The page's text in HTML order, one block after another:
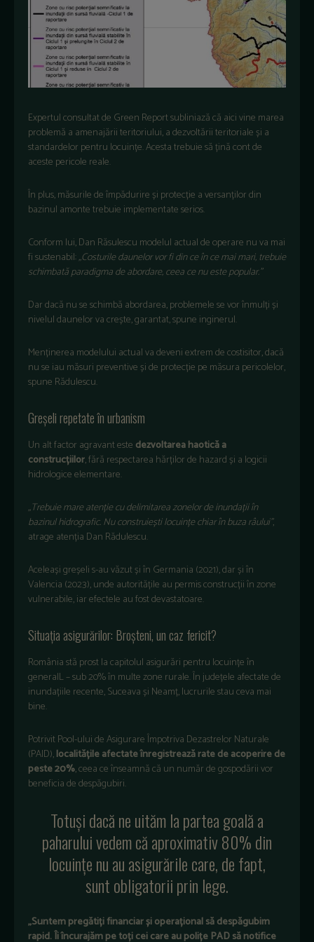
Expertul consultat de Green Report subliniază că aici vine marea
problemă a amenajării teritoriului, a dezvoltării teritoriale și a
standardelor pentru locuințe. Acesta trebuie să țină cont de
aceste pericole reale.
În plus, măsurile de împădurire și protecție a versanților din
bazinul amonte trebuie implementate serios.
Conform lui, Dan Răsulescu modelul actual de operare nu va mai
fi sustenabil:„Costurile daunelor vor fi din ce în ce mai mari, trebuie
schimbată paradigma de abordare, ceea ce nu este popular.”
Dar dacă nu se schimbă abordarea, problemele se vor înmulți și
nivelul daunelor va crește, garantat, spune inginerul.
Menținerea modelului actual va deveni extrem de costisitor, dacă
nu se iau măsuri preventive și de protecție pe măsura pericolelor,
spune Rădulescu.
Greșeli repetate în urbanism
Un alt factor agravant este dezvoltarea haotică a
construcțiilor, fără respectarea hărților de hazard și a logicii
hidrologice elementare.
„Trebuie mare atenție cu delimitarea zonelor de inundații în
bazinul hidrografic. Nu construiești locuințe chiar în buza râului”,
atrage atenția Dan Rădulescu.
Aceleași greșeli s-au văzut și în Germania (2021), dar și în
Valencia (2023), unde autoritățile au permis construcții în zone
vulnerabile, iar efectele au fost devastatoare.
Situația asigurărilor: Broșteni, un caz fericit?
România stă prost la capitolul asigurări pentru locuințe în
generalL – sub 20% în multe zone rurale. În județele afectate de
inundațiile recente, Suceava și Neamț, lucrurile stau ceva mai
bine.
Potrivit Pool-ului de Asigurare Împotriva Dezastrelor Naturale
(PAID),localitățile afectate înregistrează rate de acoperire de
peste 20%, ceea ce înseamnă că un număr de gospodării vor
beneficia de despăgubiri.
Totuși dacă ne uităm la partea goală a
paharului vedem că aproximativ 80% din
locuințe nu au asigurările care, de fapt,
sunt obligatorii prin lege.
„Suntem pregătiți financiar și operațional să despăgubim
rapid. Îi încurajăm pe toți cei care au polițe PAD să notifice